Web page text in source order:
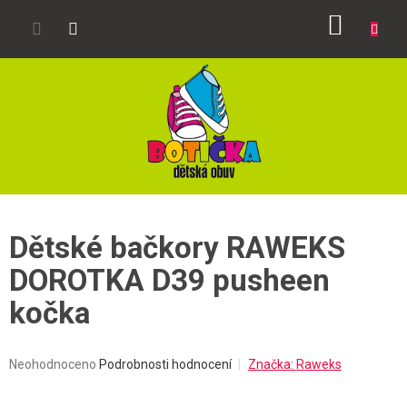
Dětské bačkory RAWEKS
DOROTKA D39 pusheen
kočka
Průměrné
Neohodnoceno Podrobnosti hodnocení Značka: Raweks